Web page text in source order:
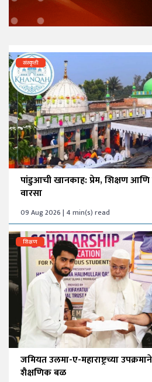
संस्कृती
पांडुआची खानकाह: प्रेम, शिक्षण
वारसा
09 Aug 2026 | 4 min(s) read
शिक्षण
जमियत उलमा-ए-महाराष्ट्रच्या उपक्रमाने
शैक्षणिक बळ